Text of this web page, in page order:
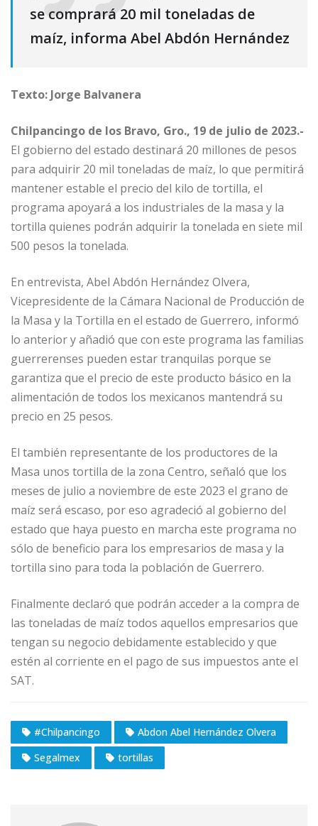
se comprará 20 mil toneladas de
maíz, informa Abel Abdón Hernández
Texto: Jorge Balvanera
Chilpancingo de los Bravo, Gro., 19 de julio de 2023.-
El gobierno del estado destinará 20 millones de pesos
para adquirir 20 mil toneladas de maíz, lo que permitirá
mantener estable el precio del kilo de tortilla, el
programa apoyará a los industriales de la masa y la
tortilla quienes podrán adquirir la tonelada en siete mil
500 pesos la tonelada.
En entrevista, Abel Abdón Hernández Olvera,
Vicepresidente de la Cámara Nacional de Producción de
la Masa y la Tortilla en el estado de Guerrero, informó
lo anterior y añadió que con este programa las familias
guerrerenses pueden estar tranquilas porque se
garantiza que el precio de este producto básico en la
alimentación de todos los mexicanos mantendrá su
precio en 25 pesos.
El también representante de los productores de la
Masa unos tortilla de la zona Centro, señaló que los
meses de julio a noviembre de este 2023 el grano de
maíz será escaso, por eso agradeció al gobierno del
estado que haya puesto en marcha este programa no
sólo de beneficio para los empresarios de masa y la
tortilla sino para toda la población de Guerrero.
Finalmente declaró que podrán acceder a la compra de
las toneladas de maíz todos aquellos empresarios que
tengan su negocio debidamente establecido y que
estén al corriente en el pago de sus impuestos ante el
SAT.
#Chilpancingo
Abdon Abel Hernández Olvera
Segalmex
tortillas